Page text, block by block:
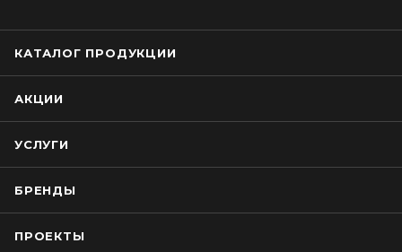
КАТАЛОГ ПРОДУКЦИИ
АКЦИИ
УСЛУГИ
БРЕНДЫ
ПРОЕКТЫ